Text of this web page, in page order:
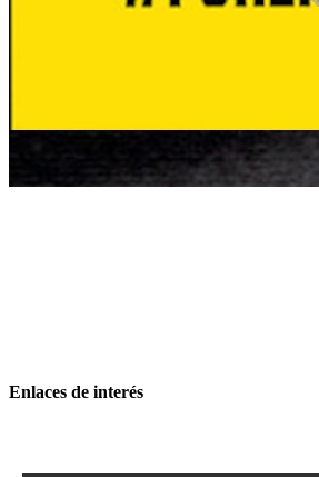
Enlaces de interés